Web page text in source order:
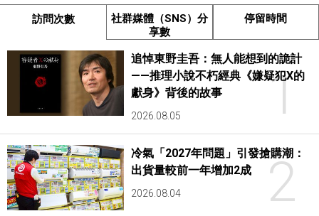
訪問次數
社群媒體（SNS）分
享數
停留時間
1
追悼東野圭吾：無人能想到的詭計
——推理小說不朽經典《嫌疑犯X的
獻身》背後的故事
2026.08.05
2
冷氣「2027年問題」引發搶購潮：
出貨量較前一年增加2成
2026.08.04